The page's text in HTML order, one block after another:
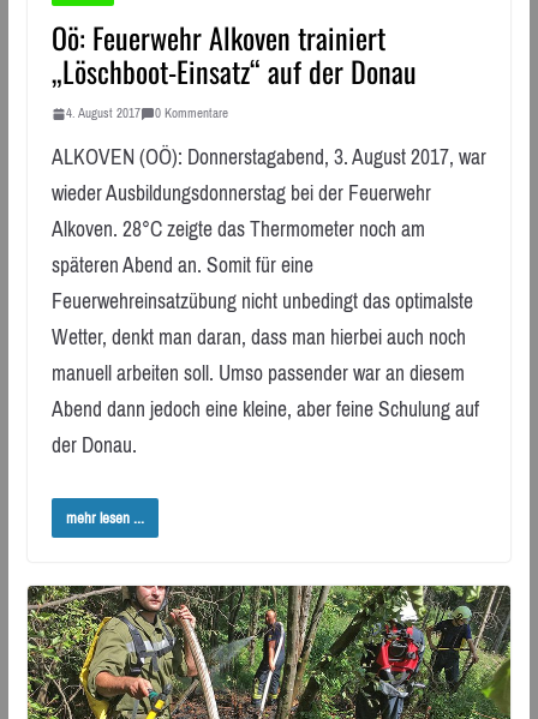
Oö: Feuerwehr Alkoven trainiert
„Löschboot-Einsatz“ auf der Donau
4. August 2017 0 Kommentare
ALKOVEN (OÖ): Donnerstagabend, 3. August 2017, war
wieder Ausbildungsdonnerstag bei der Feuerwehr
Alkoven. 28°C zeigte das Thermometer noch am
späteren Abend an. Somit für eine
Feuerwehreinsatzübung nicht unbedingt das optimalste
Wetter, denkt man daran, dass man hierbei auch noch
manuell arbeiten soll. Umso passender war an diesem
Abend dann jedoch eine kleine, aber feine Schulung auf
der Donau.
mehr lesen ...